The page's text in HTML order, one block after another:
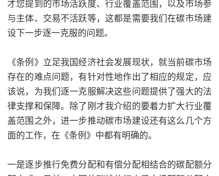
才您提到的市场活跃度、行业覆盖范围，以及市场参
与主体、交易不活跃等，这都是需要我们在碳市场建
设下一步逐一克服的问题。
《条例》立足我国经济社会发展现状，就当前碳市场
存在的难点问题，有针对性地作出了相应的规定，应
该说，为我们逐一克服解决这些问题提供了强大的法
律支撑和保障。除了刚才我介绍的要着力扩大行业覆
盖范围之外，进一步推动碳市场建设还有这么几个方
面的工作，在《条例》中都有明确的。
一是逐步推行免费分配和有偿分配相结合的碳配额分